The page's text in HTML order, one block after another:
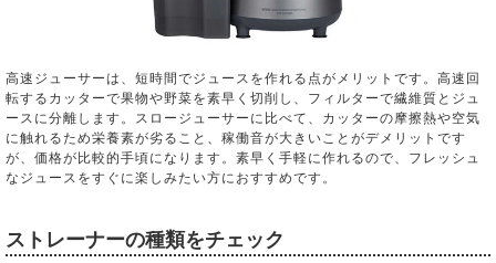
高速ジューサーは、短時間でジュースを作れる点がメリットです。高速回
転するカッターで果物や野菜を素早く切削し、フィルターで繊維質とジュ
ースに分離します。スロージューサーに比べて、カッターの摩擦熱や空気
に触れるため栄養素が劣ること、稼働音が大きいことがデメリットです
が、価格が比較的手頃になります。素早く手軽に作れるので、フレッシュ
なジュースをすぐに楽しみたい方におすすめです。
ストレーナーの種類をチェック